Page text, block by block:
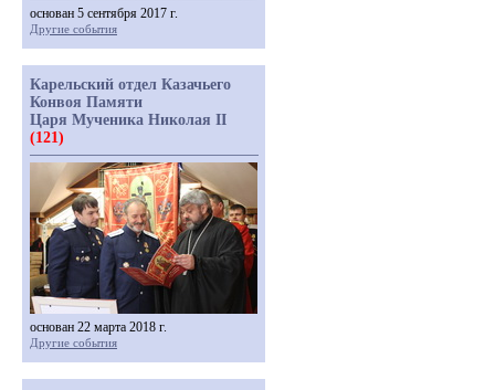
основан 5 сентября 2017 г.
Другие события
Карельский отдел Казачьего
Конвоя Памяти
Царя Мученика Николая II
(121)
основан 22 марта 2018 г.
Другие события